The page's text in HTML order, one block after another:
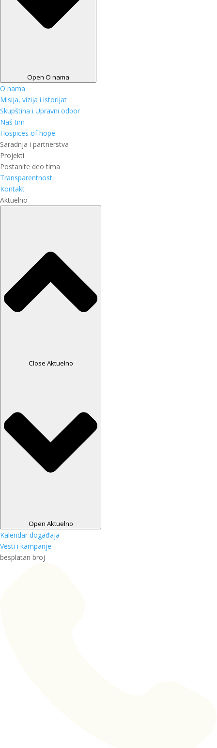
Open O nama
O nama
Misija, vizija i istorijat
Skupština i Upravni odbor
Naš tim
Hospices of hope
Saradnja i partnerstva
Projekti
Postanite deo tima
Transparentnost
Kontakt
Aktuelno
Close Aktuelno
Open Aktuelno
Kalendar događaja
Vesti i kampanje
besplatan broj